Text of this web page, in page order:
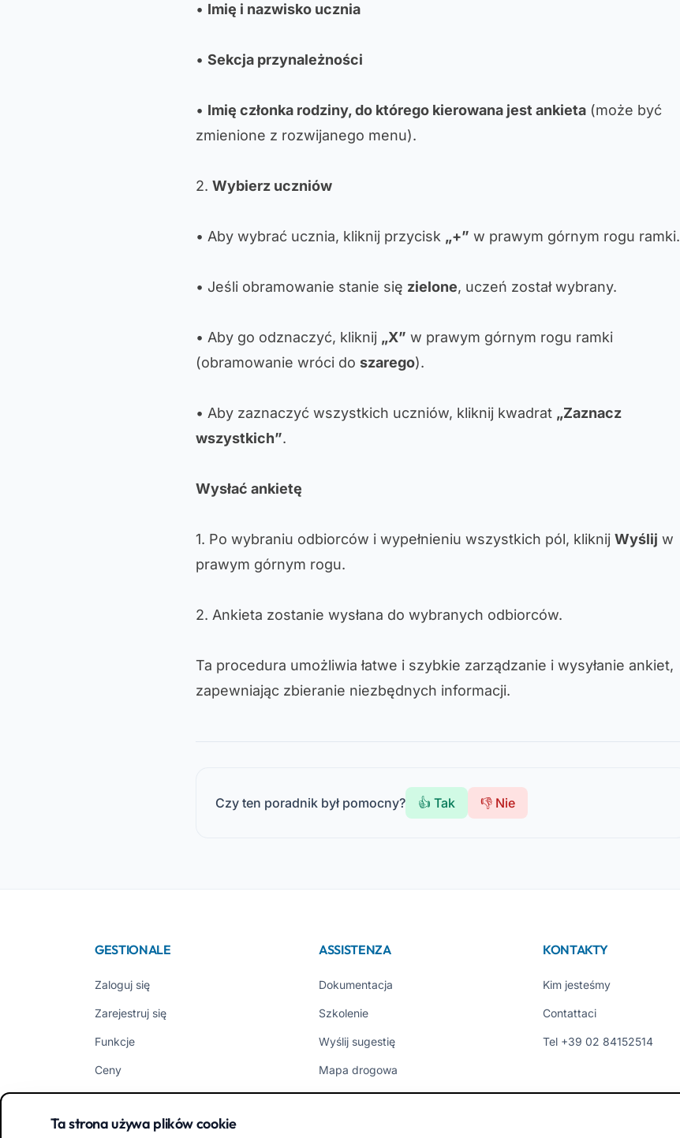
• Imię i nazwisko ucznia
• Sekcja przynależności
• Imię członka rodziny, do którego kierowana jest ankieta (może być
zmienione z rozwijanego menu).
2. Wybierz uczniów
• Aby wybrać ucznia, kliknij przycisk „+” w prawym górnym rogu ramki.
• Jeśli obramowanie stanie się zielone, uczeń został wybrany.
• Aby go odznaczyć, kliknij „X” w prawym górnym rogu ramki
(obramowanie wróci do szarego).
• Aby zaznaczyć wszystkich uczniów, kliknij kwadrat „Zaznacz
wszystkich”.
Wysłać ankietę
1. Po wybraniu odbiorców i wypełnieniu wszystkich pól, kliknij Wyślij w
prawym górnym rogu.
2. Ankieta zostanie wysłana do wybranych odbiorców.
Ta procedura umożliwia łatwe i szybkie zarządzanie i wysyłanie ankiet,
zapewniając zbieranie niezbędnych informacji.
Czy ten poradnik był pomocny? 👍 Tak 👎 Nie
GESTIONALE
Zaloguj się
Zarejestruj się
Funkcje
Ceny
EasyNido
EasyInfanzia
ASSISTENZA
Dokumentacja
Szkolenie
Wyślij sugestię
Mapa drogowa
Opinioni Utenti
KONTAKTY
Kim jesteśmy
Contattaci
Tel +39 02 84152514
Ta strona używa plików cookie